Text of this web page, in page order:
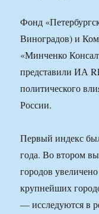
Фонд
Виноградов) и
«Минченко
представили ИА
политического
России.
Первый индекс
года. Во втором
городов
крупнейших
— исследуются в